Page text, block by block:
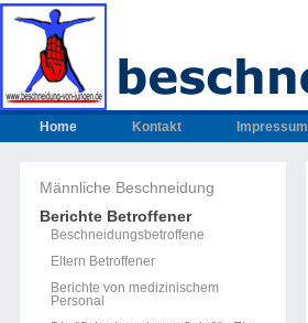
Home Kontakt Impressum
Männliche Beschneidung
Berichte Betroffener
Beschneidungsbetroffene
Eltern Betroffener
Berichte von medizinischem
Personal